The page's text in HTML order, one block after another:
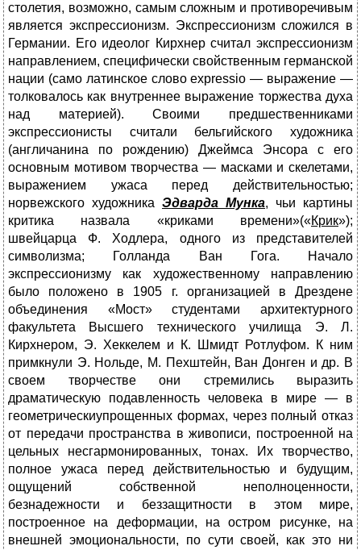
столетия, возможно, самым сложным и противоречивым
является экспрессионизм. Экспрессионизм сложился в
Германии. Его идеолог Кирхнер считал экспрессионизм
направлением, специфически свойственным германской
нации (само латинское слово expressio — выражение —
толковалось как внутреннее выражение торжества духа
над материей). Своими предшественниками
экспрессионисты считали бельгийского художника
(англичанина по рождению) Джеймса Энсора с его
основным мотивом творчества — масками и скелетами,
выражением ужаса перед действительностью;
норвежского художника Эдварда Мунка, чьи картины
критика назвала «криками времени»(«Крик»);
швейцарца Ф. Ходлера, одного из представителей
символизма; Голланда Ван Гога. Начало
экспрессионизму как художественному направлению
было положено в 1905 г. организацией в Дрездене
объединения «Мост» студентами архитектурного
факультета Высшего технического училища Э. Л.
Кирхнером, Э. Хеккелем и К. Шмидт Ротлуфом. К ним
примкнули Э. Нольде, М. Пехштейн, Ван Донген и др. В
своем творчестве они стремились выразить
драматическую подавленность человека в мире — в
геометрическиупрощенных формах, через полный отказ
от передачи пространства в живописи, построенной на
цельных несгармонированных, тонах. Их творчество,
полное ужаса перед действительностью и будущим,
ощущений собственной неполноценности,
безнадежности и беззащитности в этом мире,
построенное на деформации, на остром рисунке, на
внешней эмоциональности, по сути своей, как это ни